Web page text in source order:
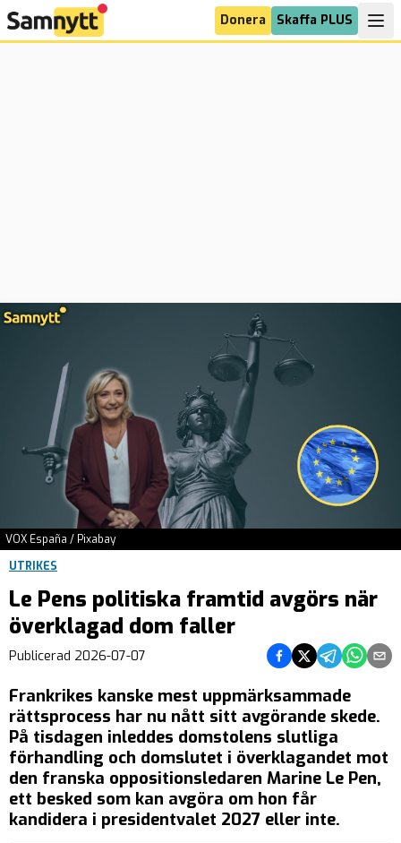
Donera Skaffa PLUS
VOX España / Pixabay
UTRIKES
Le Pens politiska framtid avgörs när
överklagad dom faller
Publicerad 2026-07-07 Dela på Facebook
Dela på Twitter
Dela påDela på
Dela
Frankrikes kanske mest uppmärksammade
rättsprocess har nu nått sitt avgörande skede.
På tisdagen inleddes domstolens slutliga
förhandling och domslutet i överklagandet mot
den franska oppositionsledaren Marine Le Pen,
ett besked som kan avgöra om hon får
kandidera i presidentvalet 2027 eller inte.